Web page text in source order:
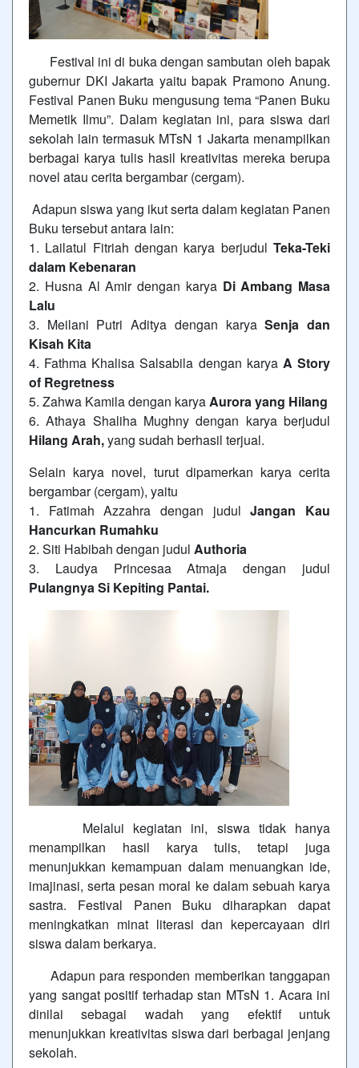
Festival ini di buka dengan sambutan oleh bapak
gubernur DKI Jakarta yaitu bapak Pramono Anung.
Festival Panen Buku mengusung tema “Panen Buku
Memetik Ilmu”. Dalam kegiatan ini, para siswa dari
sekolah lain termasuk MTsN 1 Jakarta menampilkan
berbagai karya tulis hasil kreativitas mereka berupa
novel atau cerita bergambar (cergam).
Adapun siswa yang ikut serta dalam kegiatan Panen
Buku tersebut antara lain:
1. Lailatul Fitriah dengan karya berjudul Teka-Teki
dalam Kebenaran
2. Husna Al Amir dengan karya Di Ambang Masa
Lalu
3. Meilani Putri Aditya dengan karyaSenja dan
Kisah Kita
4. Fathma Khalisa Salsabila dengan karya A Story
of Regretness
5. Zahwa Kamila dengan karyaAurora yang Hilang
6. Athaya Shaliha Mughny dengan karya berjudul
Hilang Arah,yang sudah berhasil terjual.
Selain karya novel, turut dipamerkan karya cerita
bergambar (cergam), yaitu
1. Fatimah Azzahra dengan judulJangan Kau
Hancurkan Rumahku
2. Siti Habibah dengan judul Authoria
3. Laudya Princesaa Atmaja dengan judul
Pulangnya Si Kepiting Pantai.
Melalui kegiatan ini, siswa tidak hanya
menampilkan hasil karya tulis, tetapi juga
menunjukkan kemampuan dalam menuangkan ide,
imajinasi, serta pesan moral ke dalam sebuah karya
sastra. Festival Panen Buku diharapkan dapat
meningkatkan minat literasi dan kepercayaan diri
siswa dalam berkarya.
Adapun para responden memberikan tanggapan
yang sangat positif terhadap stan MTsN 1. Acara ini
dinilai sebagai wadah yang efektif untuk
menunjukkan kreativitas siswa dari berbagai jenjang
sekolah.